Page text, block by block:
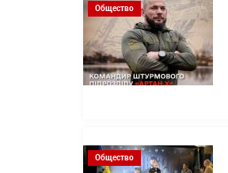
Общество
Общество